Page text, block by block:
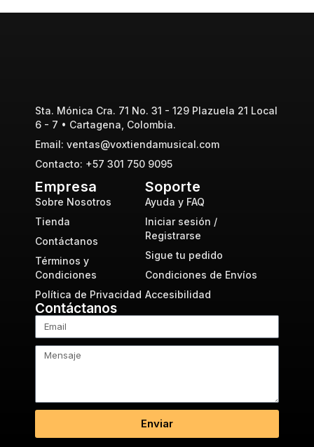
Sta. Mónica Cra. 71 No. 31 - 129 Plazuela 21 Local
6 - 7 • Cartagena, Colombia.
Email: ventas@voxtiendamusical.com
Contacto: +57 301 750 9095
Empresa
Sobre Nosotros
Tienda
Contáctanos
Términos y
Condiciones
Política de Privacidad
Soporte
Ayuda y FAQ
Iniciar sesión /
Registrarse
Sigue tu pedido
Condiciones de Envíos
Accesibilidad
Contáctanos
Enviar